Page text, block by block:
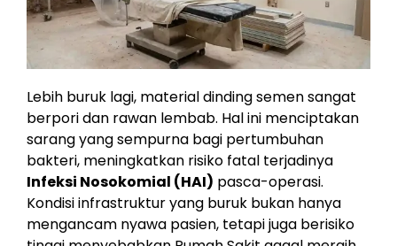
Lebih buruk lagi, material dinding semen sangat
berpori dan rawan lembab. Hal ini menciptakan
sarang yang sempurna bagi pertumbuhan
bakteri, meningkatkan risiko fatal terjadinya
Infeksi Nosokomial (HAI) pasca-operasi.
Kondisi infrastruktur yang buruk bukan hanya
mengancam nyawa pasien, tetapi juga berisiko